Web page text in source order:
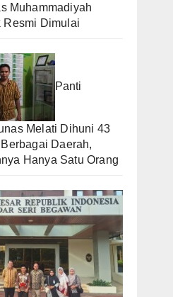
Muhammadiyah
Resmi Dimulai
Panti
Melati Dihuni 43
Daerah,
Hanya Satu Orang